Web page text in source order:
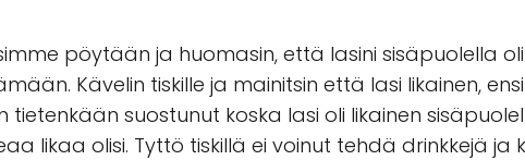
pöytään ja huomasin, että lasini sisäpuolella
Kävelin tiskille ja mainitsin että lasi likainen,
suostunut koska lasi oli likainen
likaa olisi. Tyttö tiskillä ei voinut tehdä drinkkejä ja